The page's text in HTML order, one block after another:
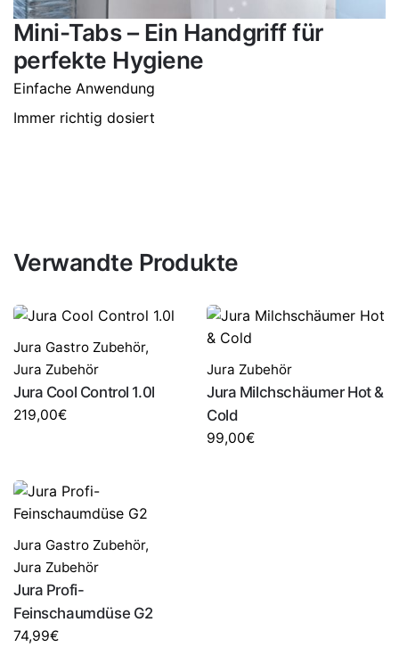
Mini-Tabs – Ein Handgriff für
perfekte Hygiene
Einfache Anwendung
Immer richtig dosiert
Verwandte Produkte
Jura Gastro Zubehör,
Jura Zubehör
Jura Cool Control 1.0l
219,00€
Jura Zubehör
Jura Milchschäumer Hot &
Cold
99,00€
Jura Gastro Zubehör,
Jura Zubehör
Jura Profi-
Feinschaumdüse G2
74,99€